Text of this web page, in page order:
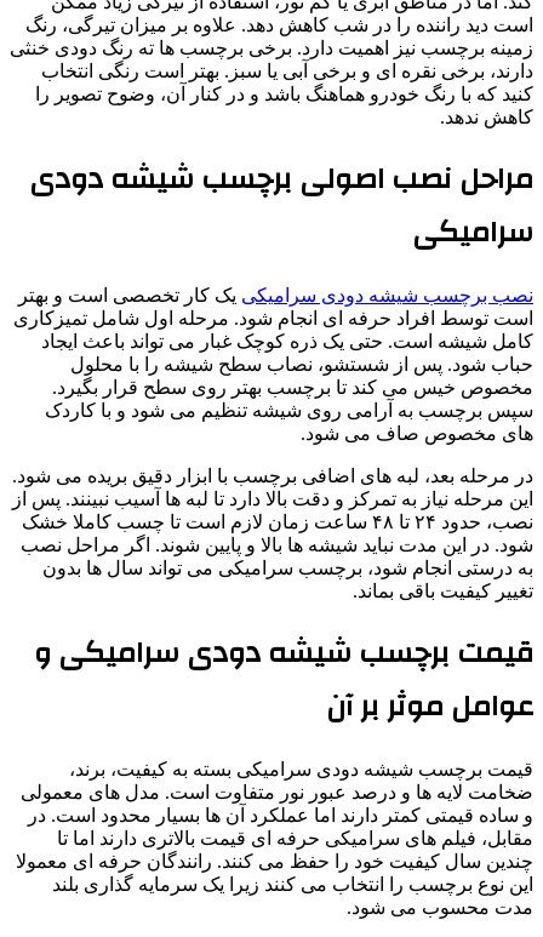
است دید راننده را در شب کاهش دهد. علاوه بر میزان تیرگی، رنگ
زمینه برچسب نیز اهمیت دارد. برخی برچسب ها ته رنگ دودی خنثی
دارند، برخی نقره ای و برخی آبی یا سبز. بهتر است رنگی انتخاب
کنید که با رنگ خودرو هماهنگ باشد و در کنار آن، وضوح تصویر را
کاهش ندهد.
مراحل نصب اصولی برچسب شیشه دودی
سرامیکی
نصب برچسب شیشه دودی سرامیکی یک کار تخصصی است و بهتر
است توسط افراد حرفه ای انجام شود. مرحله اول شامل تمیز‌کاری
کامل شیشه است. حتی یک ذره کوچک غبار می تواند باعث ایجاد
حباب شود. پس از شستشو، نصاب سطح شیشه را با محلول
مخصوص خیس می کند تا برچسب بهتر روی سطح قرار بگیرد.
سپس برچسب به آرامی روی شیشه تنظیم می شود و با کاردک
های مخصوص صاف می شود.
در مرحله بعد، لبه های اضافی برچسب با ابزار دقیق بریده می شود.
این مرحله نیاز به تمرکز و دقت بالا دارد تا لبه ها آسیب نبینند. پس از
نصب، حدود ۲۴ تا ۴۸ ساعت زمان لازم است تا چسب کاملا خشک
شود. در این مدت نباید شیشه ها بالا و پایین شوند. اگر مراحل نصب
به درستی انجام شود، برچسب سرامیکی می تواند سال ها بدون
تغییر کیفیت باقی بماند.
قیمت برچسب شیشه دودی سرامیکی و
عوامل موثر بر آن
قیمت برچسب شیشه دودی سرامیکی بسته به کیفیت، برند،
ضخامت لایه ها و درصد عبور نور متفاوت است. مدل های معمولی
و ساده قیمتی کمتر دارند اما عملکرد آن ها بسیار محدود است. در
مقابل، فیلم های سرامیکی حرفه ای قیمت بالاتری دارند اما تا
چندین سال کیفیت خود را حفظ می کنند. رانندگان حرفه ای معمولا
این نوع برچسب را انتخاب می کنند زیرا یک سرمایه گذاری بلند
مدت محسوب می شود.